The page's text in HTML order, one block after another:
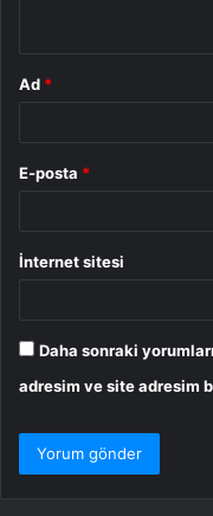
Ad *
E-posta *
İnternet sitesi
Daha sonraki
adresim ve site adresim